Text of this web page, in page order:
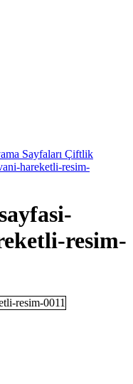
Sayfaları Çiftlik
hareketli-resim-
resim-